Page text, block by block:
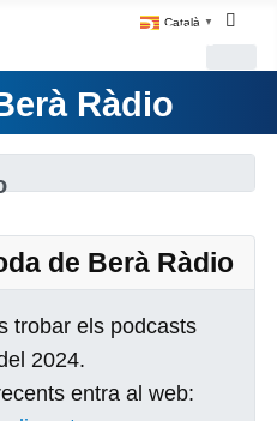
Català ▼
Ràdio
de Berà Ràdio
trobar els podcasts
2024.
entra al web: